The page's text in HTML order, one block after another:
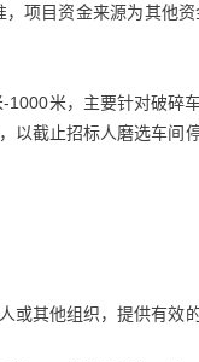
项目资金来源为其他
米，主要针对破碎
以截止招标人磨选车间
或其他组织，提供有效